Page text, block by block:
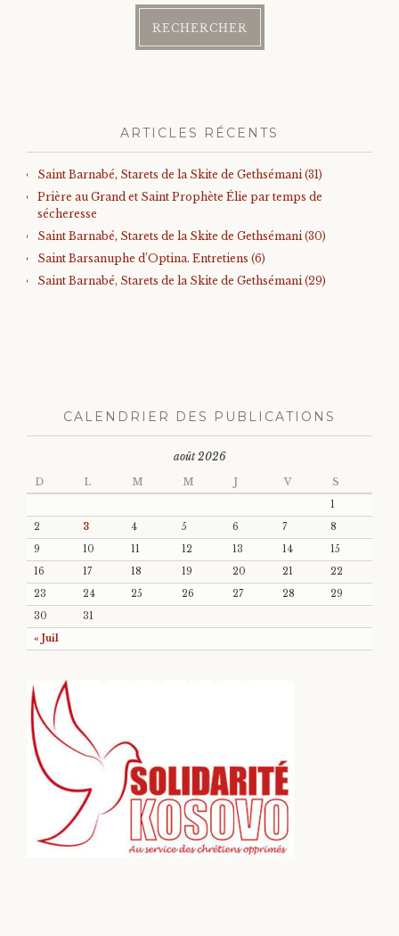
ARTICLES RÉCENTS
Saint Barnabé, Starets de la Skite de Gethsémani (31)
Prière au Grand et Saint Prophète Élie par temps de
sécheresse
Saint Barnabé, Starets de la Skite de Gethsémani (30)
Saint Barsanuphe d’Optina. Entretiens (6)
Saint Barnabé, Starets de la Skite de Gethsémani (29)
CALENDRIER DES PUBLICATIONS
août 2026
D L M M J V S
« Juil
1
2
3 4 5 6 7
8
9
10 11 12 13 14
15
16
17 18 19 20 21
22
23
24 25 26 27 28
29
30
31